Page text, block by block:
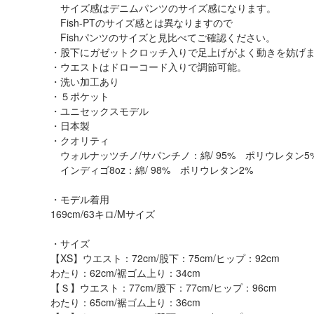
サイズ感はデニムパンツのサイズ感になります。
Fish-PTのサイズ感とは異なりますので
Fishパンツのサイズと見比べてご確認ください。
・股下にガゼットクロッチ入りで足上げがよく動きを妨げま
・ウエストはドローコード入りで調節可能。
・洗い加工あり
・５ポケット
・ユニセックスモデル
・日本製
・クオリティ
ウォルナッツチノ/サパンチノ：綿/ 95% ポリウレタン
インディゴ8oz：綿/ 98% ポリウレタン2%
・モデル着用
169cm/63キロ/Mサイズ
・サイズ
【XS】ウエスト：72cm/股下：75cm/ヒップ：92cm
わたり：62cm/裾ゴム上り：34cm
【Ｓ】ウエスト：77cm/股下：77cm/ヒップ：96cm
わたり：65cm/裾ゴム上り：36cm